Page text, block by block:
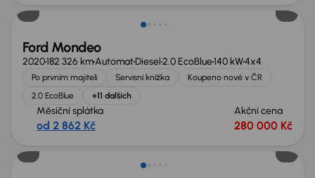
Ford Mondeo
2020182 326 kmAutomatDiesel2.0 EcoBlue140 kW4x4
Po prvním majiteli Servisní knížka
Koupeno nové v ČR
2.0 EcoBlue
+11 dalších
Měsíční splátka
od 2 862 Kč
Akční cena
280 000 Kč
Zlevněno o 20 000 Kč